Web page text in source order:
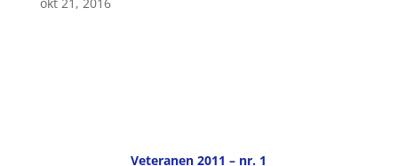
Veteranen 2011 – nr. 1